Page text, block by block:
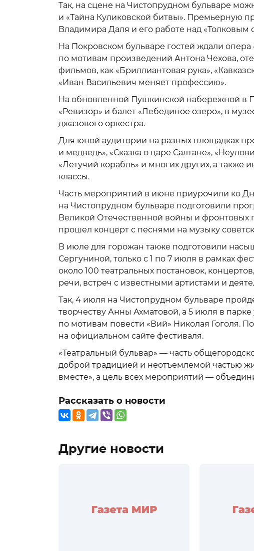
Так, на сцене на Чистопрудном бульваре
и «Тайна Куликовской битвы». Премьерную
Владимира Даля и его работе над «Толковым
На Покровском бульваре гостей ждали
по мотивам произведений Антона Чехова,
фильмов, как «Бриллиантовая рука»,
«Иван Васильевич меняет профессию».
На обновленной Пушкинской набережной в
«Ревизор» и балет «Лебединое озеро», в
джазового оркестра.
Для юной аудитории на разных площадках
и медведь», «Сказка о царе Салтане»,
«Летучий корабль» и многих других, а
классы.
Часть мероприятий в июне приурочили ко
на Чистопрудном бульваре подготовили
Великой Отечественной войны и фронтовых
прошел концерт с песнями на музыку
В июле для горожан также подготовили
Сергуниной, только с 1 по 7 июля в рамках
около 100 театральных постановок,
речи, встреч с известными артистами и
Так, 4 июля на Чистопрудном бульваре
творчеству Анны Ахматовой, а 5 июля в
по мотивам повести «Вий» Николая Гоголя.
на официальном сайте фестиваля.
«Театральный бульвар» — часть
доброй традицией и неотъемлемой частью
вместе», а цель всех мероприятий —
Рассказать о новости
Другие новости